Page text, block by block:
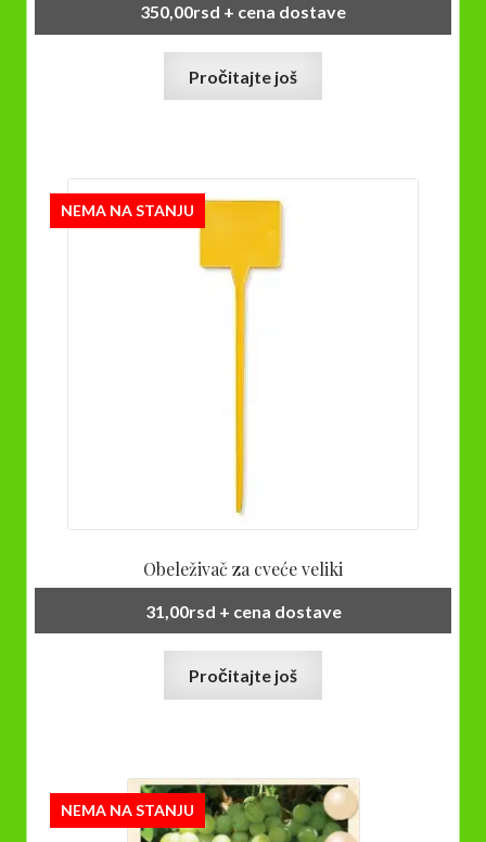
350,00rsd + cena dostave
Pročitajte još
NEMA NA STANJU
Obeleživač za cveće veliki
31,00rsd + cena dostave
Pročitajte još
NEMA NA STANJU